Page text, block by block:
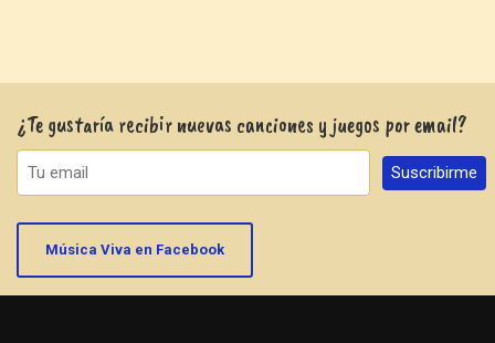
¿Te gustaría recibir nuevas canciones y juegos por email?
Música Viva en Facebook